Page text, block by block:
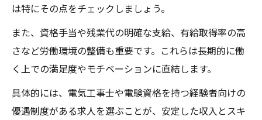
は特にその点をチェックしましょう。
また、資格手当や残業代の明確な支給、有給取得率の高
さなど労働環境の整備も重要です。これらは長期的に働
く上での満足度やモチベーションに直結します。
具体的には、電気工事士や電験資格を持つ経験者向けの
優遇制度がある求人を選ぶことが、安定した収入とスキ